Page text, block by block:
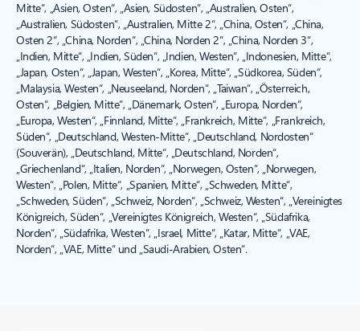
Mitte“, „Asien, Osten“, „Asien, Südosten“, „Australien, Osten“,
„Australien, Südosten“, „Australien, Mitte 2“, „China, Osten“, „China,
Osten 2“, „China, Norden“, „China, Norden 2“, „China, Norden 3“,
„Indien, Mitte“, „Indien, Süden“, „Indien, Westen“, „Indonesien, Mitte“,
„Japan, Osten“, „Japan, Westen“, „Korea, Mitte“, „Südkorea, Süden“,
„Malaysia, Westen“, „Neuseeland, Norden“, „Taiwan“, „Österreich,
Osten“, „Belgien, Mitte“, „Dänemark, Osten“, „Europa, Norden“,
„Europa, Westen“, „Finnland, Mitte“, „Frankreich, Mitte“, „Frankreich,
Süden“, „Deutschland, Westen-Mitte“, „Deutschland, Nordosten“
(Souverän), „Deutschland, Mitte“, „Deutschland, Norden“,
„Griechenland“, „Italien, Norden“, „Norwegen, Osten“, „Norwegen,
Westen“, „Polen, Mitte“, „Spanien, Mitte“, „Schweden, Mitte“,
„Schweden, Süden“, „Schweiz, Norden“, „Schweiz, Westen“, „Vereinigtes
Königreich, Süden“, „Vereinigtes Königreich, Westen“, „Südafrika,
Norden“, „Südafrika, Westen“, „Israel, Mitte“, „Katar, Mitte“, „VAE,
Norden“, „VAE, Mitte“ und „Saudi-Arabien, Osten“.